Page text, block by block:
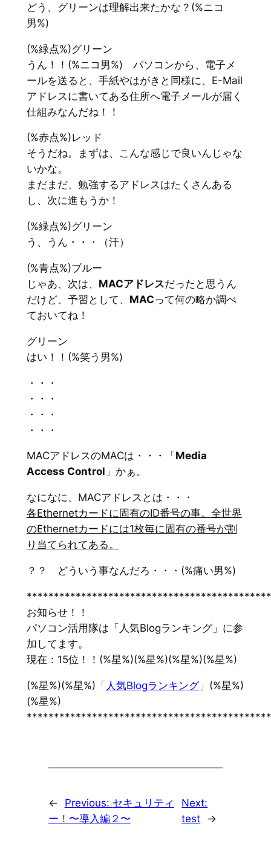
どう、グリーンは理解出来たかな？(%ニコ
男%)
(%緑点%)グリーン
うん！！(%ニコ男%) パソコンから、電子メ
ールを送ると、手紙やはがきと同様に、E-Mail
アドレスに書いてある住所へ電子メールが届く
仕組みなんだね！！
(%赤点%)レッド
そうだね。まずは、こんな感じで良いんじゃな
いかな。
まだまだ、勉強するアドレスはたくさんある
し、次に進もうか！
(%緑点%)グリーン
う、うん・・・（汗）
(%青点%)ブルー
じゃあ、次は、 MACアドレスだったと思うん
だけど、予習として、 MACって何の略か調べ
ておいてね！
グリーン
はい！！(%笑う男%)
・・・
・・・
・・・
・・・
MACアドレスのMACは・・・「 Media
Access Control 」かぁ。
なになに、MACアドレスとは・・・
各Ethernetカードに固有のID番号の事。全世界
のEthernetカードには1枚毎に固有の番号が割
り当てられてある。
？？ どういう事なんだろ・・・(%痛い男%)
お知らせ！！
パソコン活用隊は「人気Blogランキング」に参
加してます。
現在：15位！！(%星%)(%星%)(%星%)(%星%)
(%星%)(%星%)「 人気Blogランキング」(%星%)
(%星%)
← Previous: セキュリティ
ー！〜導入編２〜
Next:
test
→